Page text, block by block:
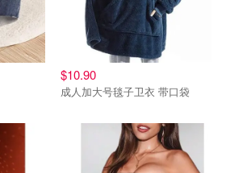
$10.90
成人加大号毯子卫衣 带口袋